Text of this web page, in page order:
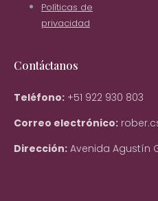
Políticas de
privacidad
Contáctanos
Teléfono: +51 922 930 803
Correo electrónico:
Dirección: Avenida Agustín